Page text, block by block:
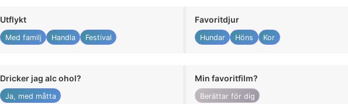
Utflykt
Med familj Handla Festival
Favoritdjur
Hundar Höns Kor
Dricker jag alc ohol?
Ja, med måtta
Min favoritfilm?
Berättar för dig